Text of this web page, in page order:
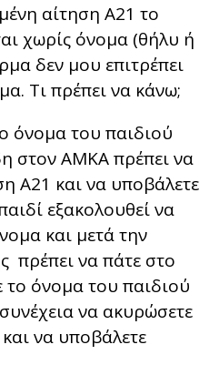
αίτηση Α21 το
χωρίς όνομα (θήλυ ή
δεν μου επιτρέπει
Τι πρέπει να κάνω;
όνομα του παιδιού
στον ΑΜΚΑ πρέπει να
Α21 και να υποβάλετε
εξακολουθεί να
και μετά την
πρέπει να πάτε στο
όνομα του παιδιού
να ακυρώσετε
να υποβάλετε